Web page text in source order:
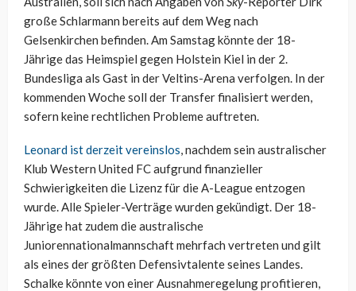
große Schlarmann bereits auf dem Weg nach
Gelsenkirchen befinden. Am Samstag könnte der 18-
Jährige das Heimspiel gegen Holstein Kiel in der 2.
Bundesliga als Gast in der Veltins-Arena verfolgen. In der
kommenden Woche soll der Transfer finalisiert werden,
sofern keine rechtlichen Probleme auftreten.
Leonard ist derzeit vereinslos , nachdem sein australischer
Klub Western United FC aufgrund finanzieller
Schwierigkeiten die Lizenz für die A-League entzogen
wurde. Alle Spieler-Verträge wurden gekündigt. Der 18-
Jährige hat zudem die australische
Juniorennationalmannschaft mehrfach vertreten und gilt
als eines der größten Defensivtalente seines Landes.
Schalke könnte von einer Ausnahmeregelung profitieren,